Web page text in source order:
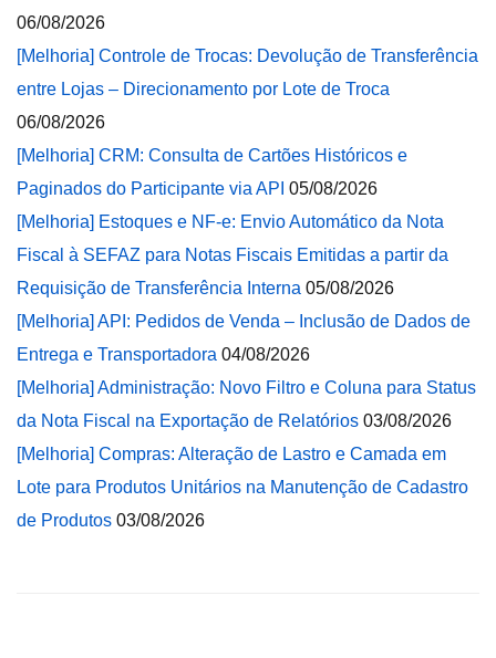
06/08/2026
[Melhoria] Controle de Trocas: Devolução de Transferência
entre Lojas – Direcionamento por Lote de Troca
06/08/2026
[Melhoria] CRM: Consulta de Cartões Históricos e
Paginados do Participante via API 05/08/2026
[Melhoria] Estoques e NF-e: Envio Automático da Nota
Fiscal à SEFAZ para Notas Fiscais Emitidas a partir da
Requisição de Transferência Interna 05/08/2026
[Melhoria] API: Pedidos de Venda – Inclusão de Dados de
Entrega e Transportadora 04/08/2026
[Melhoria] Administração: Novo Filtro e Coluna para Status
da Nota Fiscal na Exportação de Relatórios 03/08/2026
[Melhoria] Compras: Alteração de Lastro e Camada em
Lote para Produtos Unitários na Manutenção de Cadastro
de Produtos 03/08/2026